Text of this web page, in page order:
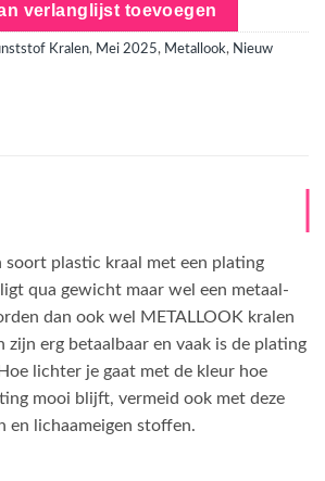
verlanglijst toevoegen
Kralen, Mei 2025, Metallook, Nieuw
soort plastic kraal met een plating
qua gewicht maar wel een metaal-
dan ook wel METALLOOK kralen
zijn erg betaalbaar en vaak is de plating
lichter je gaat met de kleur hoe
mooi blijft, vermeid ook met deze
en lichaameigen stoffen.